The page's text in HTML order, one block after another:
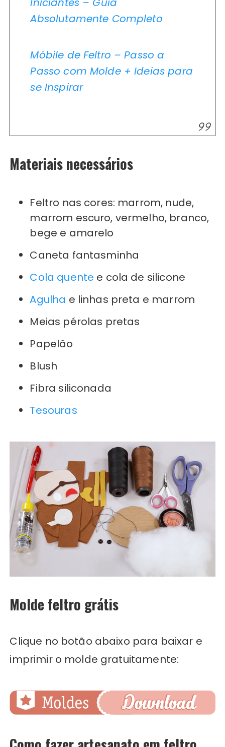
Absolutamente Completo
Móbile de Feltro – Passo a
Passo com Molde + Ideias para
se Inspirar
Materiais necessários
Feltro nas cores: marrom, nude,
marrom escuro, vermelho, branco,
bege e amarelo
Caneta fantasminha
Cola quente e cola de silicone
Agulha e linhas preta e marrom
Meias pérolas pretas
Papelão
Blush
Fibra siliconada
Tesouras
Molde feltro grátis
Clique no botão abaixo para baixar e
imprimir o molde gratuitamente: